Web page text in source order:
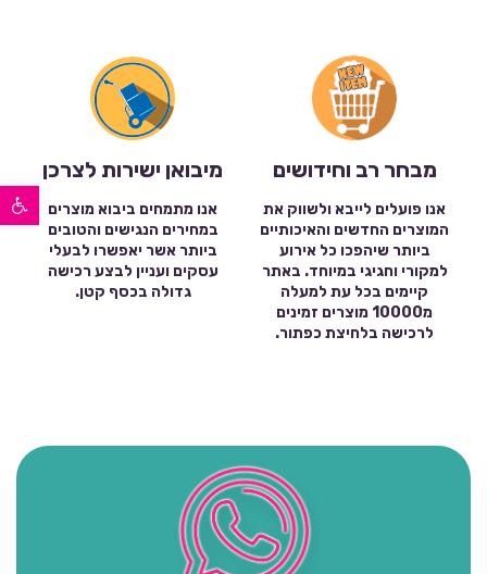
פתח סרגל נגישות
מבחר רב וחידושים
אנו פועלים לייבא ולשווק את
המוצרים החדשים והאיכותיים
ביותר שיהפכו כל אירוע
למקורי וחגיגי במיוחד. באתר
קיימים בכל עת למעלה
מ10000 מוצרים זמינים
לרכישה בלחיצת כפתור.
מיבואן ישירות לצרכן
אנו מתמחים ביבוא מוצרים
במחירים הנגישים והטובים
ביותר אשר יאפשרו לבעלי
עסקים ועניין לבצע רכישה
גדולה בכסף קטן.